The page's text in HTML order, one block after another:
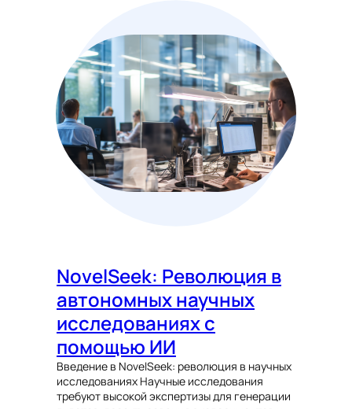
NovelSeek: Революция в
автономных научных
исследованиях с
помощью ИИ
Введение в NovelSeek: революция в научных
исследованиях Научные исследования
требуют высокой экспертизы для генерации